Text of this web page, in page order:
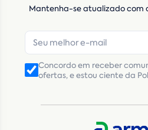
Mantenha-se atualizado com
Concordo em receber
ofertas, e estou ciente da